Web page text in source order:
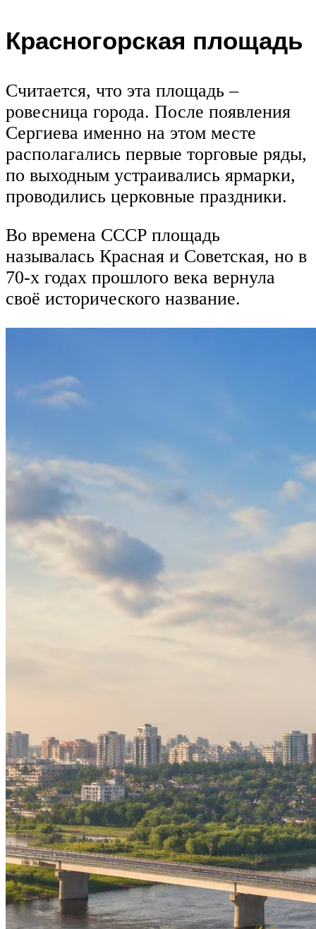
Красногорская площадь
Считается, что эта площадь –
ровесница города. После появления
Сергиева именно на этом месте
располагались первые торговые ряды,
по выходным устраивались ярмарки,
проводились церковные праздники.
Во времена СССР площадь
называлась Красная и Советская, но в
70-х годах прошлого века вернула
своё исторического название.